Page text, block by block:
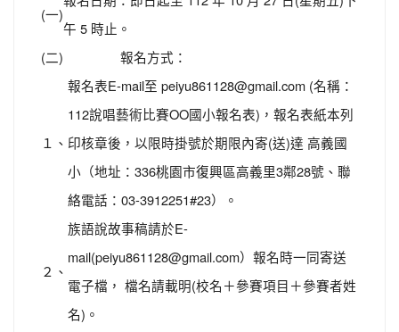
(一)
午 5 時止。
(二)
報名方式：
１、
報名表E-mail至 peiyu861128@gmail.com (名稱：
112說唱藝術比賽ΟΟ國小報名表)，報名表紙本列
印核章後，以限時掛號於期限內寄(送)達 高義國
小（地址：336桃園市復興區高義里3鄰28號、聯
絡電話：03-3912251#23）。
２、
族語說故事稿請於E-
mail(peiyu861128@gmail.com）報名時一同寄送
電子檔， 檔名請載明(校名＋參賽項目＋參賽者姓
名)。